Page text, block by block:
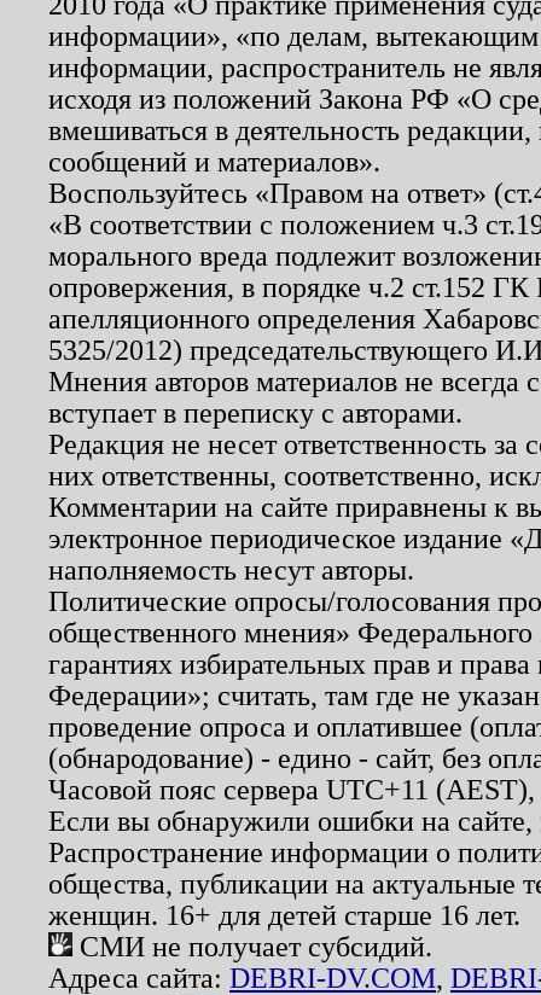
информации», «по делам, вытекающим
информации, распространитель не
исходя из положений Закона РФ «О
вмешиваться в деятельность
сообщений и материалов».
Воспользуйтесь «Правом на ответ»
«В соответствии с положением ч.3
морального вреда подлежит
опровержения, в порядке ч.2 ст.152
апелляционного определения
5325/2012) председательствующего
Мнения авторов материалов не
вступает в переписку с авторами.
Редакция не несет ответственность
них ответственны, соответственно,
Комментарии на сайте приравнены к
электронное периодическое издание
наполняемость несут авторы.
Политические опросы/голосования
общественного мнения»
гарантиях избирательных прав и
Федерации»; считать, там где не
проведение опроса и оплатившее
(обнародование) - едино - сайт, без
Часовой пояс сервера UTC+11
Если вы обнаружили ошибки на
Распространение информации о
общества, публикации на актуальные
женщин. 16+ для детей старше 16 лет.
СМИ не получает субсидий.
Адреса сайта: DEBRI-DV.COM,